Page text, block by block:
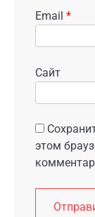
Email *
Сайт
этом